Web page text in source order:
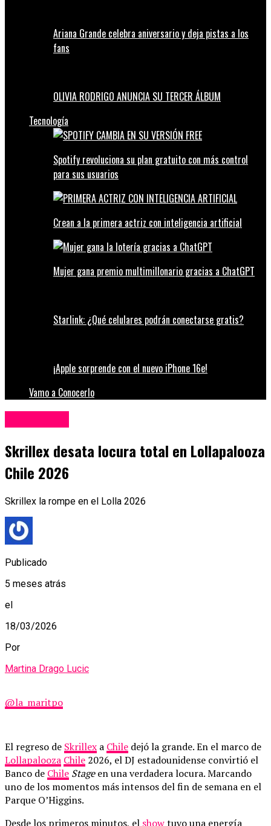
Ariana Grande celebra aniversario y deja pistas a los
fans
OLIVIA RODRIGO ANUNCIA SU TERCER ÁLBUM
Tecnología
Spotify revoluciona su plan gratuito con más control
para sus usuarios
Crean a la primera actriz con inteligencia artificial
Mujer gana premio multimillonario gracias a ChatGPT
Starlink: ¿Qué celulares podrán conectarse gratis?
¡Apple sorprende con el nuevo iPhone 16e!
Vamo a Conocerlo
Skrillex desata locura total en Lollapalooza
Chile 2026
Skrillex la rompe en el Lolla 2026
Publicado
5 meses atrás
el
18/03/2026
Por
Martina Drago Lucic
@la_maritpo
El regreso de Skrillex a Chile dejó la grande. En el marco de
Lollapalooza Chile 2026, el DJ estadounidense convirtió el
Banco de Chile Stageen una verdadera locura. Marcando
uno de los momentos más intensos del fin de semana en el
Parque O’Higgins.
Desde los primeros minutos, el showtuvo una energía